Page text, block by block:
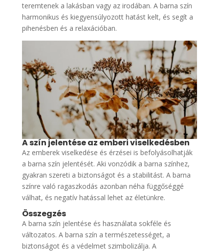
teremtenek a lakásban vagy az irodában. A barna szín
harmonikus és kiegyensúlyozott hatást kelt, és segít a
pihenésben és a relaxációban.
A szín jelentése az emberi viselkedésben
Az emberek viselkedése és érzései is befolyásolhatják
a barna szín jelentését. Aki vonzódik a barna színhez,
gyakran szereti a biztonságot és a stabilitást. A barna
színre való ragaszkodás azonban néha függőséggé
válhat, és negatív hatással lehet az életünkre.
Összegzés
A barna szín jelentése és használata sokféle és
változatos. A barna szín a természetességet, a
biztonságot és a védelmet szimbolizálja. A